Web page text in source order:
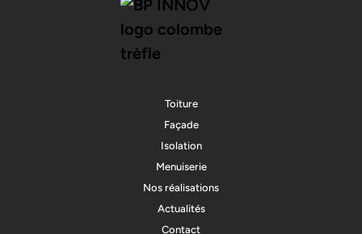
Toiture
Façade
Isolation
Menuiserie
Nos réalisations
Actualités
Contact